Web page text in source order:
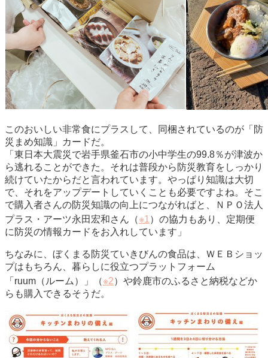
このおいしい非常食にプラスして、同梱されているのが「防
災まめ知識」カードだ。
「東日本大震災で岩手県釜石市の小中学生の99.8％が津波か
ら逃れることができた。それは普段から防災教育をしっかり
続けていたからだと言われています。やっぱり知識は大切
で、それをアップデートしていくことも必要ですよね。そこ
で購入者さんの防災知識の向上につながればと、ＮＰＯ法人
プラス・アーツ永田宏和さん（※1）の協力もあり、定期便
に防災の情報カードをお入れしています」
ちなみに、ぼくまる防災ていきびんの食品は、ＷＥＢショッ
プはもちろん、暮らしに役立つプラットフォーム
「ruum（ルーム）」（※2）や鈴鹿市のふるさと納税などか
らも購入できるそうだ。